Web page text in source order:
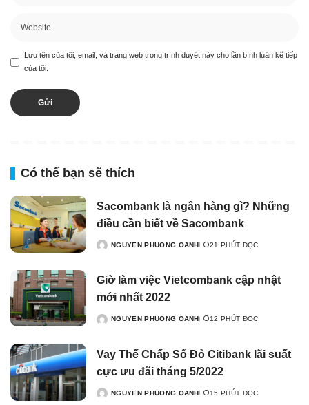
Lưu tên của tôi, email, và trang web trong trình duyệt này cho lần bình luận kế tiếp
của tôi.
Có thể bạn sẽ thích
Sacombank là ngân hàng gì? Những
điều cần biết về Sacombank
NGUYEN PHUONG OANH 21 PHÚT ĐỌC
Giờ làm việc Vietcombank cập nhật
mới nhất 2022
NGUYEN PHUONG OANH 12 PHÚT ĐỌC
Vay Thế Chấp Sổ Đỏ Citibank lãi suất
cực ưu đãi tháng 5/2022
NGUYEN PHUONG OANH 15 PHÚT ĐỌC